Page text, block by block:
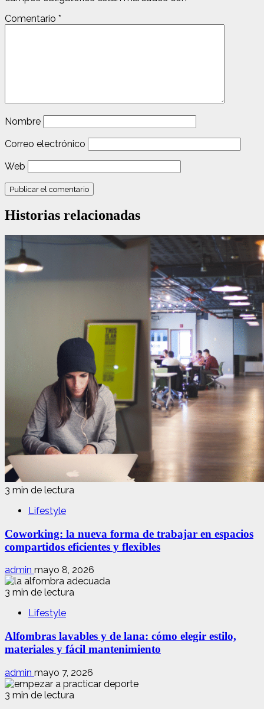
Comentario *
Nombre
Correo electrónico
Web
Historias relacionadas
3 min de lectura
Lifestyle
Coworking: la nueva forma de trabajar en espacios
compartidos eficientes y flexibles
admin mayo 8, 2026
3 min de lectura
Lifestyle
Alfombras lavables y de lana: cómo elegir estilo,
materiales y fácil mantenimiento
admin mayo 7, 2026
3 min de lectura